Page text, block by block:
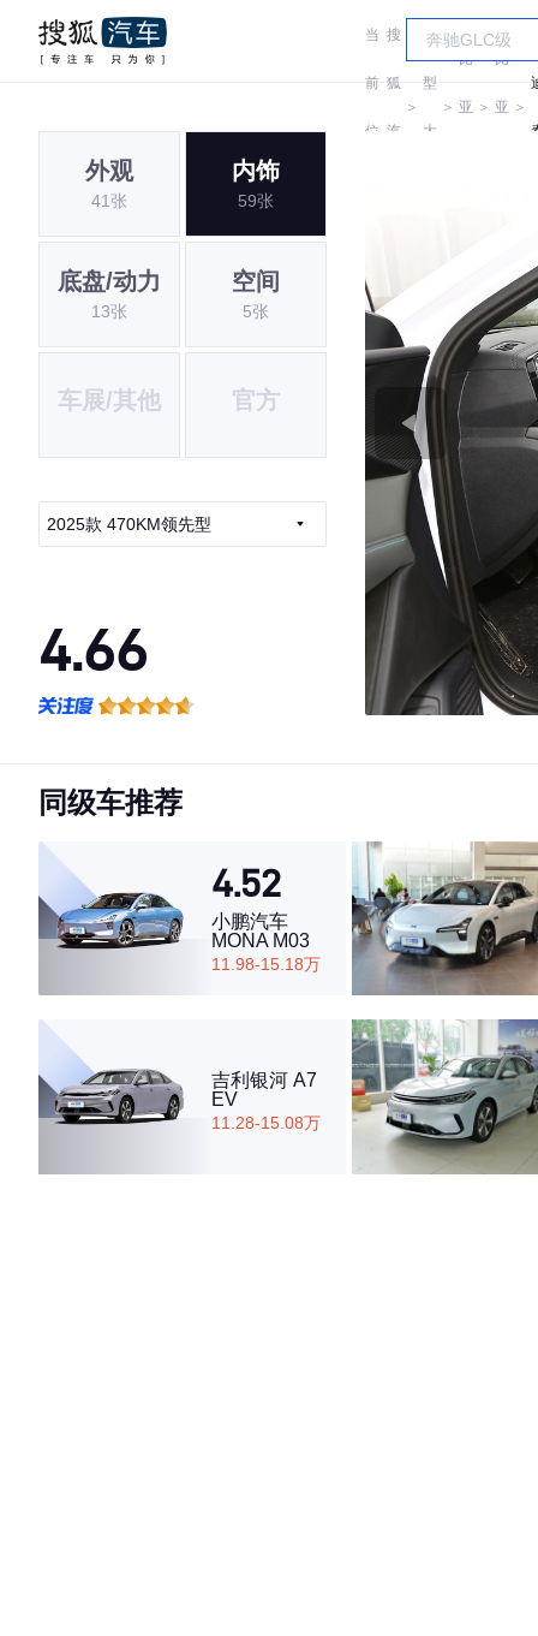
当
前
位
搜
狐
汽
＞
车
型
大
＞
比
亚 ＞
比
亚 ＞
外观
41张
内饰
59张
底盘/动力
13张
空间
5张
车展/其他 官方
2025款 470KM领先型
4.66
·空间表现一般，低于53%同级车
同级车推荐
4.52
小鹏汽车
MONA M03
11.98-15.18万
吉利银河 A7
EV
11.28-15.08万